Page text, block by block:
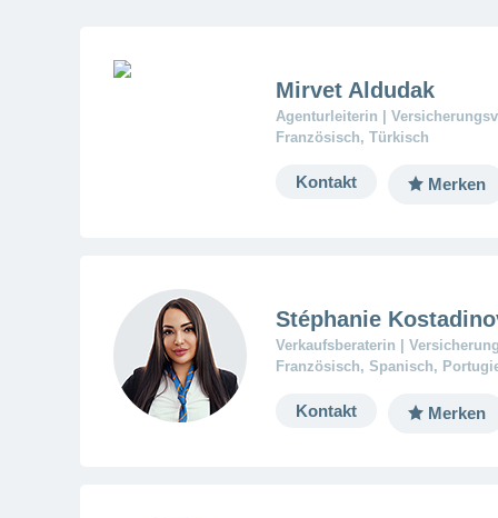
Mirvet Aldudak
Agenturleiterin |
Französisch, Türkisch
Kontakt Merken
Stéphanie
Verkaufsberaterin |
Französisch, Spanisch,
Kontakt Merken